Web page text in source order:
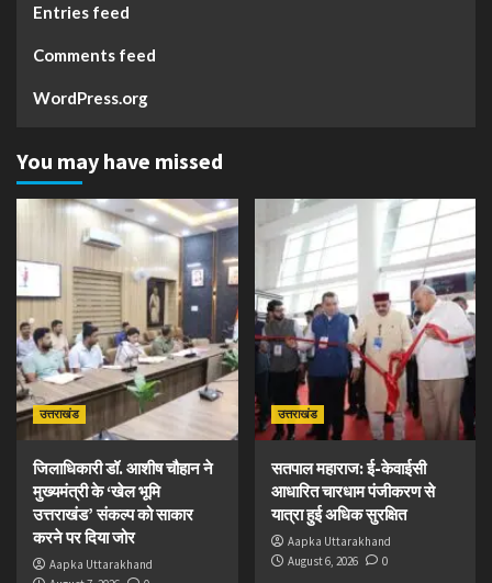
Entries feed
Comments feed
WordPress.org
You may have missed
उत्तराखंड
जिलाधिकारी डॉ. आशीष चौहान ने
मुख्यमंत्री के ‘खेल भूमि
उत्तराखंड’ संकल्प को साकार
करने पर दिया जोर
Aapka Uttarakhand
उत्तराखंड
सतपाल महाराज: ई-केवाईसी
आधारित चारधाम पंजीकरण से
यात्रा हुई अधिक सुरक्षित
Aapka Uttarakhand
August 6, 2026
0